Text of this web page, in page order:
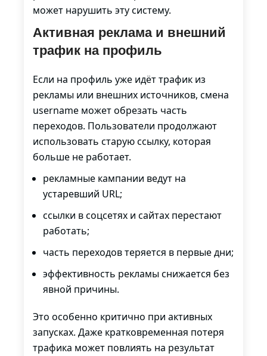
может нарушить эту систему.
Активная реклама и внешний
трафик на профиль
Если на профиль уже идёт трафик из
рекламы или внешних источников, смена
username может обрезать часть
переходов. Пользователи продолжают
использовать старую ссылку, которая
больше не работает.
рекламные кампании ведут на
устаревший URL;
ссылки в соцсетях и сайтах перестают
работать;
часть переходов теряется в первые дни;
эффективность рекламы снижается без
явной причины.
Это особенно критично при активных
запусках. Даже кратковременная потеря
трафика может повлиять на результат